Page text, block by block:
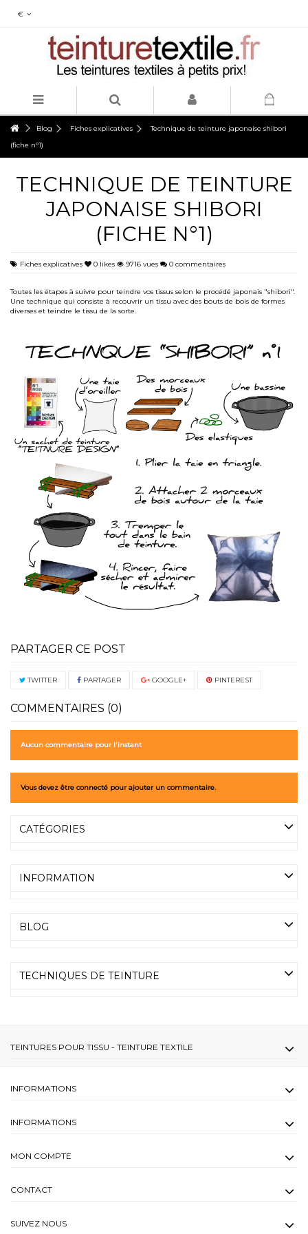
€
Blog Fiches explicatives
Technique de teinture japonaise shibori
(fiche n°1)
TECHNIQUE DE TEINTURE
JAPONAISE SHIBORI
(FICHE N°1)
Fiches explicatives 0 likes 9716 vues 0 commentaires
Toutes les étapes à suivre pour teindre vos tissus selon le procédé japonais "shibori".
Une technique qui consiste à recouvrir un tissu avec des bouts de bois de formes
diverses et teindre le tissu de la sorte.
PARTAGER CE POST
TWITTER PARTAGER GOOGLE+ PINTEREST
COMMENTAIRES (0)
Aucun commentaire pour l'instant
Vous devez être connecté pour ajouter un commentaire.
CATÉGORIES
INFORMATION
BLOG
TECHNIQUES DE TEINTURE
TEINTURES POUR TISSU - TEINTURE TEXTILE
INFORMATIONS
INFORMATIONS
MON COMPTE
CONTACT
SUIVEZ NOUS